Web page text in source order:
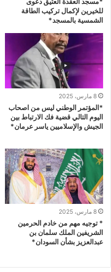
للخيرين لإكمال تركيب الطاقة
الشمسية بالمسجد*
8 مارس، 2025
*المؤتمر الوطني ليس من اصحاب
اليوم التالي قضية فك الارتباط بين
الجيش والإسلاميين ياسر عرمان*
8 مارس، 2025
* توجيه مهم من خادم الحرمين
الشريفين الملك سلمان بن
عبدالعزيز بشأن السودان*